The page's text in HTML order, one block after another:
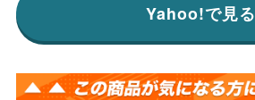
Yahoo!で見る